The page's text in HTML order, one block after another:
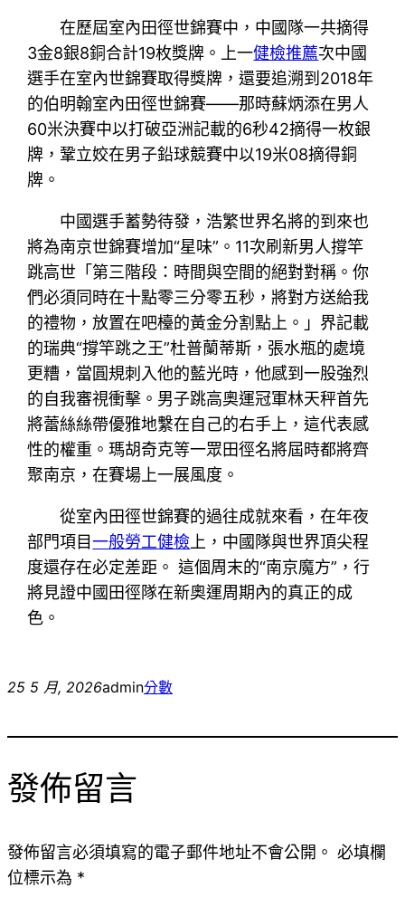
在歷屆室內田徑世錦賽中，中國隊一共摘得
3金8銀8銅合計19枚獎牌。上一健檢推薦次中國
選手在室內世錦賽取得獎牌，還要追溯到2018年
的伯明翰室內田徑世錦賽——那時蘇炳添在男人
60米決賽中以打破亞洲記載的6秒42摘得一枚銀
牌，鞏立姣在男子鉛球競賽中以19米08摘得銅
牌。
中國選手蓄勢待發，浩繁世界名將的到來也
將為南京世錦賽增加“星味”。11次刷新男人撐竿
跳高世「第三階段：時間與空間的絕對對稱。你
們必須同時在十點零三分零五秒，將對方送給我
的禮物，放置在吧檯的黃金分割點上。」界記載
的瑞典“撐竿跳之王”杜普蘭蒂斯，張水瓶的處境
更糟，當圓規刺入他的藍光時，他感到一股強烈
的自我審視衝擊。男子跳高奧運冠軍林天秤首先
將蕾絲絲帶優雅地繫在自己的右手上，這代表感
性的權重。瑪胡奇克等一眾田徑名將屆時都將齊
聚南京，在賽場上一展風度。
從室內田徑世錦賽的過往成就來看，在年夜
部門項目一般勞工健檢 上，中國隊與世界頂尖程
度還存在必定差距。 這個周末的“南京魔方”，行
將見證中國田徑隊在新奧運周期內的真正的成
色。
25 5 月, 2026admin分數
發佈留言
發佈留言必須填寫的電子郵件地址不會公開。 必填欄
位標示為 *